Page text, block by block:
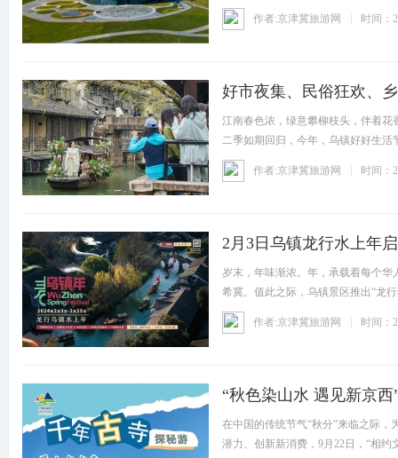
境，
作者:京津冀旅游网
时间：
好市夜集、民俗狂欢、
江南春色浓，绿意攀柳枝头，伴着花
二季如期回归，今年，乌镇好好生活
作者:京津冀旅游网 时间：
2月3日乌镇龙行水上年
岁末，年味渐浓。年，承载着每个
希冀。值此之际，乌镇景区推出“龙
作者:京津冀旅游网 时间：
“秋色染山水 遇见新京西
在中国的传统节气“秋分”来临之际，
潜力、创新新消费，9月22日，“相